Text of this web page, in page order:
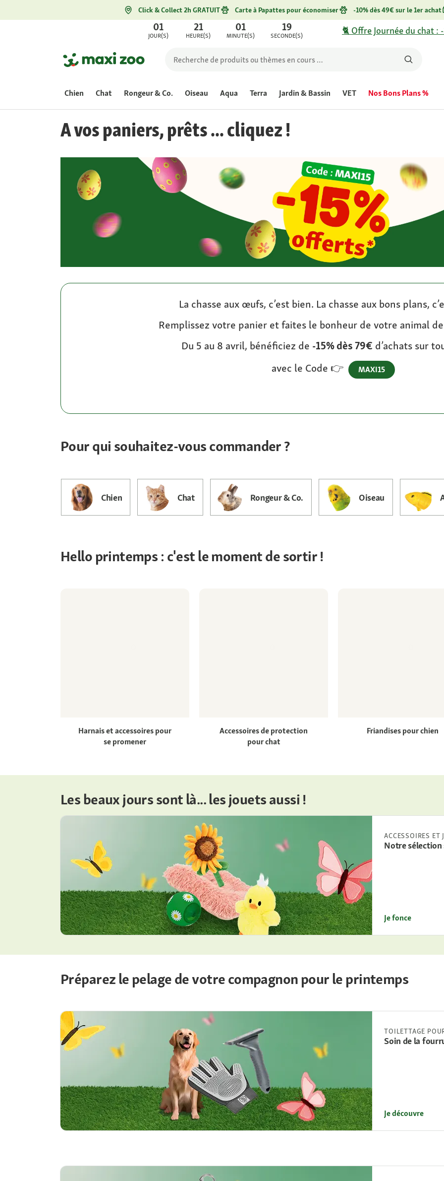
Click & Collect 2h GRATUIT Carte à Papattes pour économiser -10% dès 49€ sur le 1er achat
01
JOUR(S)
21
HEURE(S)
01
MINUTE(S)
19
SECONDE(S) 🐈 Offre Journée du chat
Chien Chat Rongeur & Co. Oiseau Aqua Terra Jardin & Bassin VET Nos Bons Plans %
A vos paniers, prêts ... cliquez !
La chasse aux œufs, c’est bien. La chasse aux bons plans,
Remplissez votre panier et faites le bonheur de votre animal
Du 5 au 8 avril, bénéficiez de -15% dès 79€ d’achats sur
avec le Code 👉
MAXI15
Pour qui souhaitez-vous commander ?
Chien Chat Rongeur & Co. Oiseau
Hello printemps : c'est le moment de sortir !
Harnais et accessoires pour
se promener
Accessoires de protection
pour chat
Friandises pour chien
Les beaux jours sont là... les jouets aussi !
ACCESSOIRES ET
Notre
Je fonce
Préparez le pelage de votre compagnon pour le printemps
TOILETTAGE
Soin de la
Je découvre